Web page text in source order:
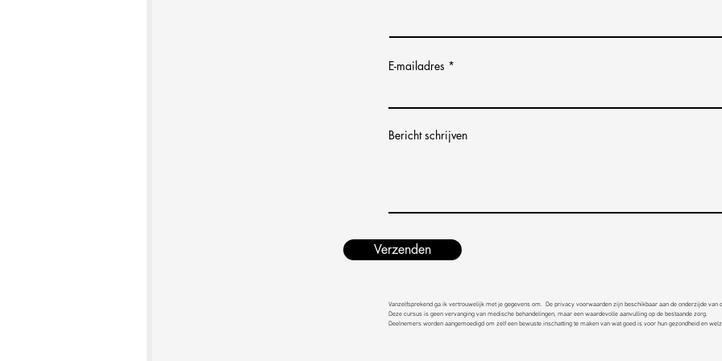
E-mailadres
Bericht schrijven
Verzenden
Vanzelfsprekend ga ik vertrouwelijk met je gegevens om. De privacy voorwaarden zijn beschikbaar aan de onderzijde van
Deze cursus is geen vervanging van medische behandelingen, maar een waardevolle aanvulling op de bestaande zorg.
Deelnemers worden aangemoedigd om zelf een bewuste inschatting te maken van wat goed is voor hun gezondheid en